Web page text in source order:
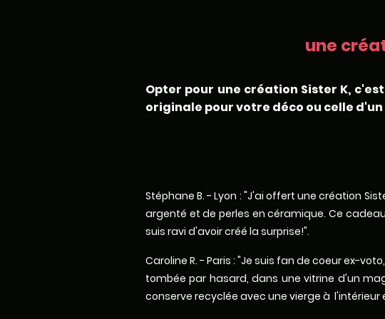
une
Opter pour une création Sister K,
originale pour votre déco ou celle
Stéphane B. - Lyon : "J'ai offert une création
argenté et de perles en céramique. Ce
suis ravi d'avoir créé la surprise!".
Caroline R. - Paris : "Je suis fan de coeur ex-
tombée par hasard, dans une vitrine d'un
conserve recyclée avec une vierge à